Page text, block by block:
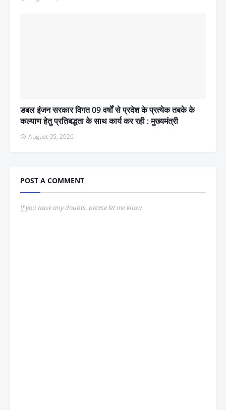
डबल इंजन सरकार विगत 09 वर्षों से प्रदेश के प्रत्येक तबके के
कल्याण हेतु प्रतिबद्धता के साथ कार्य कर रही : मुख्यमंत्री
August 05, 2026
POST A COMMENT
If you have any doubts, please let me know